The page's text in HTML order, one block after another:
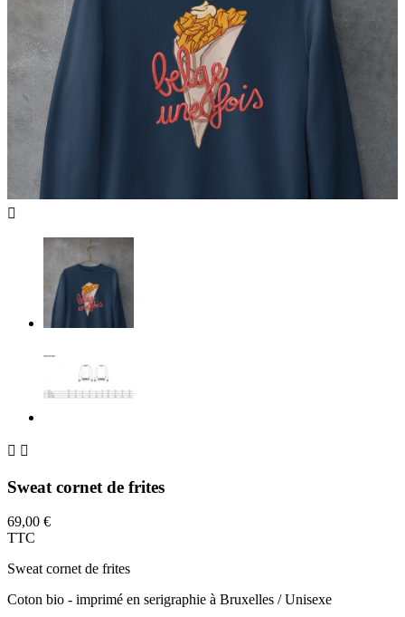

 
Sweat cornet de frites
69,00 €
TTC
Sweat cornet de frites
Coton bio - imprimé en serigraphie à Bruxelles / Unisexe